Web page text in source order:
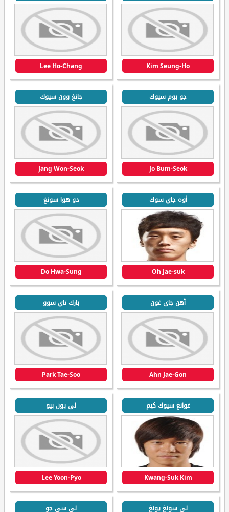
Kim Seung-Ho
Lee Ho-Chang
جو بوم سيوك
Jo Bum-Seok
جانغ وون سيوك
Jang Won-Seok
أوه جاي سوك
Oh Jae-suk
دو هوا سونغ
Do Hwa-Sung
آهن جاي غون
Ahn Jae-Gon
بارك تاي سوو
Park Tae-Soo
غوانغ سيوك كيم
Kwang-Suk Kim
لي يون بيو
Lee Yoon-Pyo
لي سونغ يونغ لي سي جو